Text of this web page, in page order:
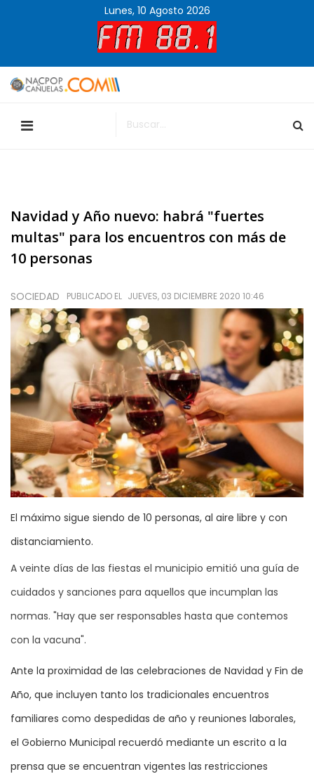
Lunes, 10 Agosto 2026
Navidad y Año nuevo: habrá "fuertes
multas" para los encuentros con más de
10 personas
SOCIEDAD PUBLICADO EL JUEVES, 03 DICIEMBRE 2020 10:46
El máximo sigue siendo de 10 personas, al aire libre y con
distanciamiento.
A veinte días de las fiestas el municipio emitió una guía de
cuidados y sanciones para aquellos que incumplan las
normas. "Hay que ser responsables hasta que contemos
con la vacuna".
Ante la proximidad de las celebraciones de Navidad y Fin de
Año, que incluyen tanto los tradicionales encuentros
familiares como despedidas de año y reuniones laborales,
el Gobierno Municipal recuerdó mediante un escrito a la
prensa que se encuentran vigentes las restricciones